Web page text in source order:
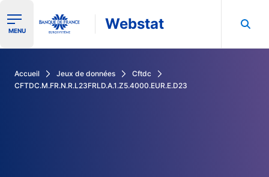
Ouvrir le menu de navigation
MENU Webstat
Accueil Jeux de données
Cftdc
CFTDC.M.FR.N.R.L23FRLD.A.1.Z5.4000.EUR.E.D23